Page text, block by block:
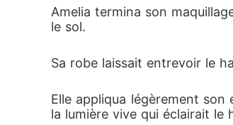
orsqu'elle devra épouser ce
un jour l'amour qu'elle a
Amelia termina son
le sol.
Sa robe laissait entrevoir le
Elle appliqua légèrement
la lumière vive qui éclairait le